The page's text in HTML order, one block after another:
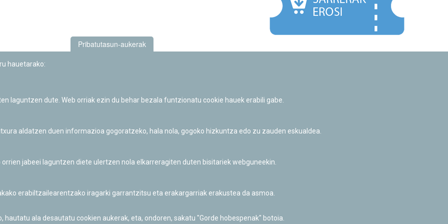
Informazio publikoa eskatzeko baimena
Pribatutasun-aukerak
hauetarako:
laguntzen dute. Web orriak ezin du behar bezala funtzionatu cookie hauek erabili gabe.
aldatzen duen informazioa gogoratzeko, hala nola, gogoko hizkuntza edo zu zauden eskualdea.
jabeei laguntzen diete ulertzen nola elkarreragiten duten bisitariek webguneekin.
erabiltzailearentzako iragarki garrantzitsu eta erakargarriak erakustea da asmoa.
ala desautatu cookien aukerak, eta, ondoren, sakatu "Gorde hobespenak" botoia.